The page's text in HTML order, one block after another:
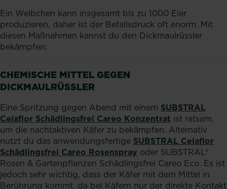
Ein Weibchen kann insgesamt bis zu 1000 Eier
produzieren, daher ist der Befallsdruck oft enorm. Mit
diesen Maßnahmen kannst du den Dickmaulrüssler
bekämpfen:
CHEMISCHE MITTEL GEGEN
DICKMAULRÜSSLER
Eine Spritzung gegen Abend mit einem SUBSTRAL
Celaflor Schädlingsfrei Careo Konzentrat ist ratsam,
um die nachtaktiven Käfer zu bekämpfen. Alternativ
nutzt du das anwendungsfertige SUBSTRAL Celaflor
Schädlingsfrei Careo Rosenspray oder SUBSTRAL®
Rosen & Gartenpflanzen Schädlingsfrei Careo Eco. Es ist
jedoch sehr wichtig, dass der Käfer mit dem Mittel in
Berührung kommt, da bei Käfern nur der direkte Kontakt